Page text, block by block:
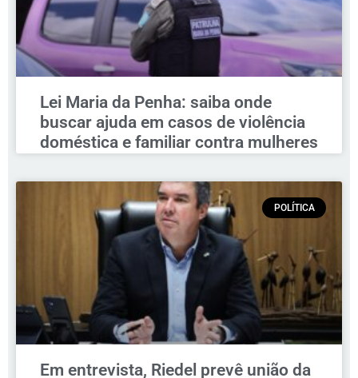
Lei Maria da Penha: saiba onde
buscar ajuda em casos de violência
doméstica e familiar contra mulheres
POLÍTICA
Em entrevista, Riedel prevê união da